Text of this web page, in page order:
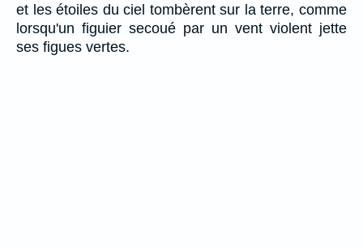
et les étoiles du ciel tombèrent sur la terre, comme
lorsqu'un figuier secoué par un vent violent jette
ses figues vertes.